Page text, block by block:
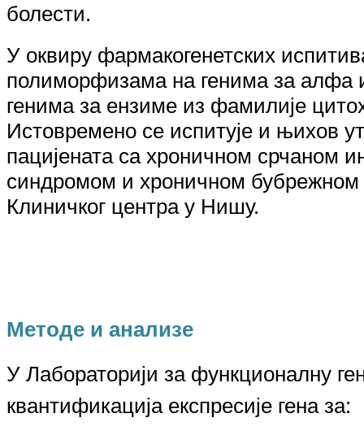
болести.
У оквиру фармакогенетских
полиморфизама на генима за алфа
генима за ензиме из фамилије
Истовремено се испитује и њихов
пацијената са хроничном срчаном
синдромом и хроничном бубрежном
Клиничког центра у Нишу.
Методе и анализе
У Лабораторији за функционалну
квантификација експресије гена за: